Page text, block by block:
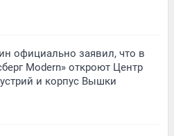
официально заявил, что в
Modern» откроют Центр
и корпус Вышки